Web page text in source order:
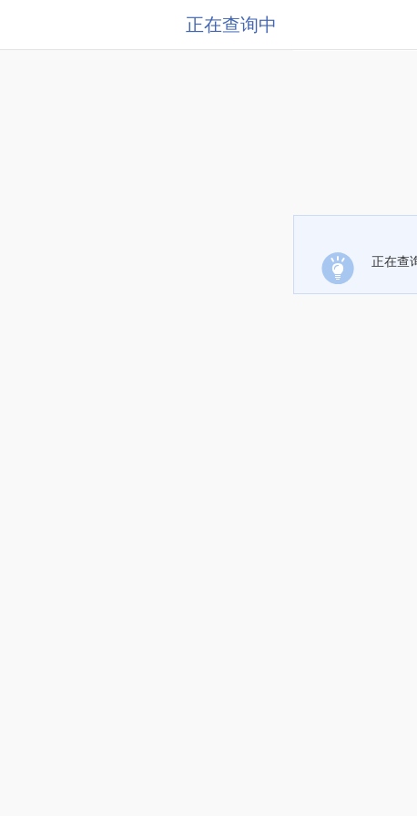
正在查询中
正在查